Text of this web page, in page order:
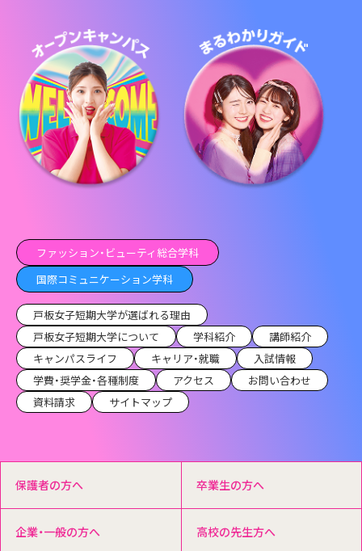
ファッション・ビューティ総合学科
国際コミュニケーション学科
戸板女子短期大学が選ばれる理由
戸板女子短期大学について
学科紹介
講師紹介
キャンパスライフ
キャリア・就職
入試情報
学費・奨学金・各種制度
アクセス
お問い合わせ
資料請求
サイトマップ
保護者の方へ 卒業生の方へ
企業・一般の方へ 高校の先生方へ